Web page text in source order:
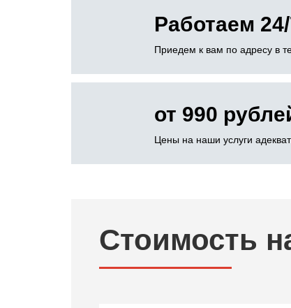
Работаем
Приедем к вам по адресу в
от 990
Цены на наши услуги
Стоимость